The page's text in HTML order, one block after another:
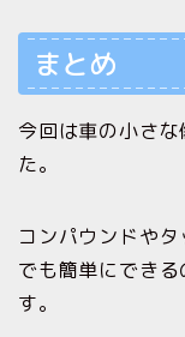
まとめ
今回は車の小さ
た。
コンパウンドや
でも簡単にでき
す。